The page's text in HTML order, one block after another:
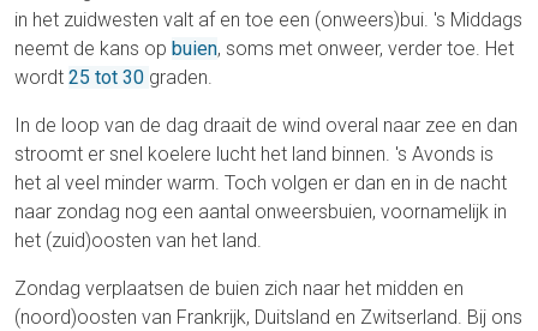
in het zuidwesten valt af en toe een (onweers)bui. 's Middags
neemt de kans op buien, soms met onweer, verder toe. Het
wordt 25 tot 30 graden.
In de loop van de dag draait de wind overal naar zee en dan
stroomt er snel koelere lucht het land binnen. 's Avonds is
het al veel minder warm. Toch volgen er dan en in de nacht
naar zondag nog een aantal onweersbuien, voornamelijk in
het (zuid)oosten van het land.
Zondag verplaatsen de buien zich naar het midden en
(noord)oosten van Frankrijk, Duitsland en Zwitserland. Bij ons